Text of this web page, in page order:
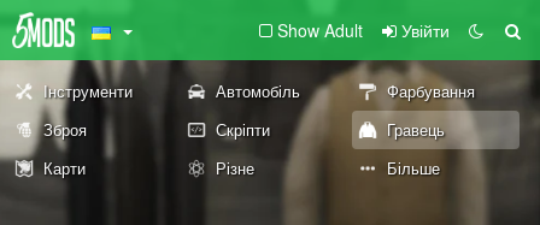
Show Adult Увійти
Інструменти Автомобіль
Фарбування
Зброя
Скріпти
Гравець
Карти
Різне Більше